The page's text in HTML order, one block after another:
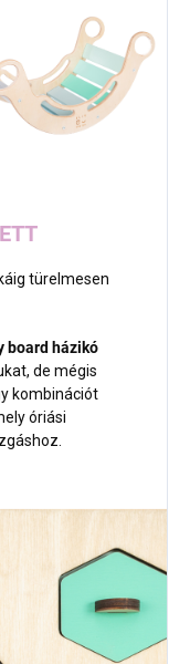
türelmesen
board házikó
de mégis
kombinációt
óriási